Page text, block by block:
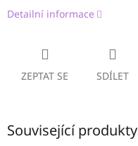
Detailní informace
ZEPTAT SE SDÍLET
Související produkty